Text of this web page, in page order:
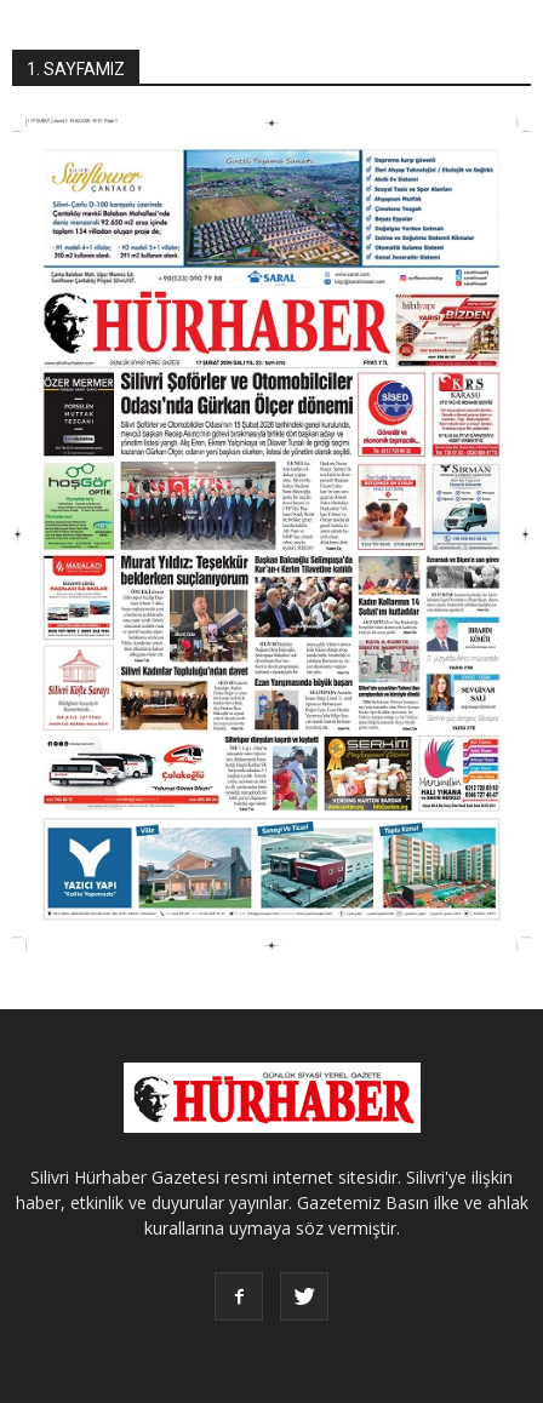
1. SAYFAMIZ
Silivri Hürhaber Gazetesi resmi internet sitesidir. Silivri'ye ilişkin
haber, etkinlik ve duyurular yayınlar. Gazetemiz Basın ilke ve ahlak
kurallarına uymaya söz vermiştir.